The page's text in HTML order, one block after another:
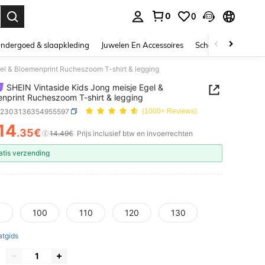
0 0
& slaapkleding Juwelen En Accessoires Schoonheid &
& Bloemenprint Rucheszoom T-shirt & legging
SHEIN Vintaside Kids Jong meisje Egel &
Rucheszoom T-shirt & legging
(1000+ Reviews)
AND AVAILABILITY
.35€ 14.49€ Prijs inclusief btw en invoerrechten
verzending
100 110 120 130